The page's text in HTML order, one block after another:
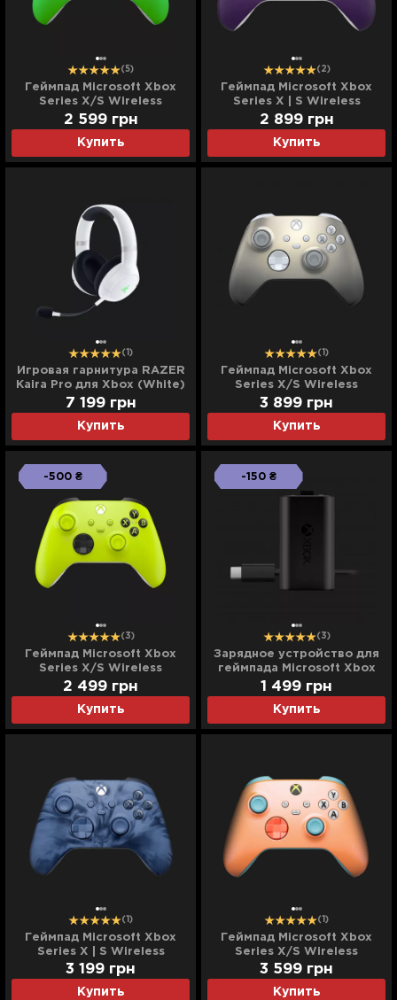
(5)
Геймпад Microsoft Xbox
Series X/S Wireless
Controller (Velocity Green)
Купить
2 599 грн
(2)
Геймпад Microsoft Xbox
Series X | S Wireless
Controller Astral Purple
Купить
2 899 грн
(1)
Игровая гарнитура RAZER
Kaira Pro для Xbox (White)
(RZ04-03470300-R3M1)
(UA)
Купить
7 199 грн
(1)
Геймпад Microsoft Xbox
Series X/S Wireless
Controller Special Edition
(Lunar Shift)
Купить
3 899 грн
-500 ₴
(3)
Геймпад Microsoft Xbox
Series X/S Wireless
Controller (Electric Volt)
Купить
2 499 грн
-150 ₴
(3)
Зарядное устройство для
геймпада Microsoft Xbox
Series Play and Charge Kit
Купить
1 499 грн
(1)
Геймпад Microsoft Xbox
Series X | S Wireless
Controller Stormcloud
Vapor Special Edition
Купить
3 199 грн
(1)
Геймпад Microsoft Xbox
Series X/S Wireless
Controller Sunkissed Vibes
OPI Special Edition
Купить
3 599 грн